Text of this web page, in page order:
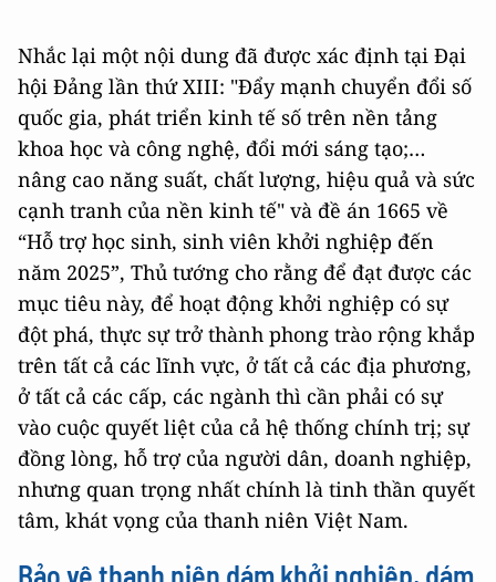
Nhắc lại một nội dung đã được xác định tại Đại
hội Đảng lần thứ XIII: "Đẩy mạnh chuyển đổi số
quốc gia, phát triển kinh tế số trên nền tảng
khoa học và công nghệ, đổi mới sáng tạo;…
nâng cao năng suất, chất lượng, hiệu quả và sức
cạnh tranh của nền kinh tế" và đề án 1665 về
“Hỗ trợ học sinh, sinh viên khởi nghiệp đến
năm 2025”, Thủ tướng cho rằng để đạt được các
mục tiêu này, để hoạt động khởi nghiệp có sự
đột phá, thực sự trở thành phong trào rộng khắp
trên tất cả các lĩnh vực, ở tất cả các địa phương,
ở tất cả các cấp, các ngành thì cần phải có sự
vào cuộc quyết liệt của cả hệ thống chính trị; sự
đồng lòng, hỗ trợ của người dân, doanh nghiệp,
nhưng quan trọng nhất chính là tinh thần quyết
tâm, khát vọng của thanh niên Việt Nam.
Bảo vệ thanh niên dám khởi nghiệp, dám